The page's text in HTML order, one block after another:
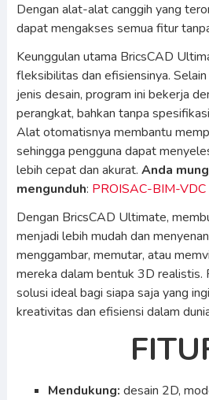
Dengan alat-alat canggih yang
dapat mengakses semua fitur
Keunggulan utama BricsCAD
fleksibilitas dan efisiensinya.
jenis desain, program ini bekerja
perangkat, bahkan tanpa
Alat otomatisnya membantu
sehingga pengguna dapat
lebih cepat dan akurat. Anda
mengunduh: PROISAC-BIM-
Dengan BricsCAD Ultimate,
menjadi lebih mudah dan
menggambar, memutar, atau
mereka dalam bentuk 3D realistis.
solusi ideal bagi siapa saja yang
kreativitas dan efisiensi dalam
Mendukung: desain 2D,